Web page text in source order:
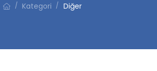
/ Kategori / Diğer